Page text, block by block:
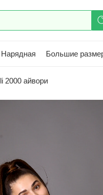
Нарядная Большие
2000 айвори